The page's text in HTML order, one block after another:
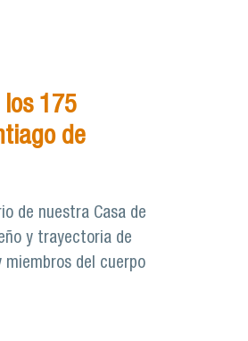
los 175
de
de nuestra Casa de
y trayectoria de
del cuerpo